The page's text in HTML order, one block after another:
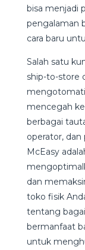
bisa menjadi
pengalaman
cara baru
Salah satu
ship-to-store
mencegah
berbagai
operator,
McEasy
dan
toko fisik
tentang
bermanfaat
untuk